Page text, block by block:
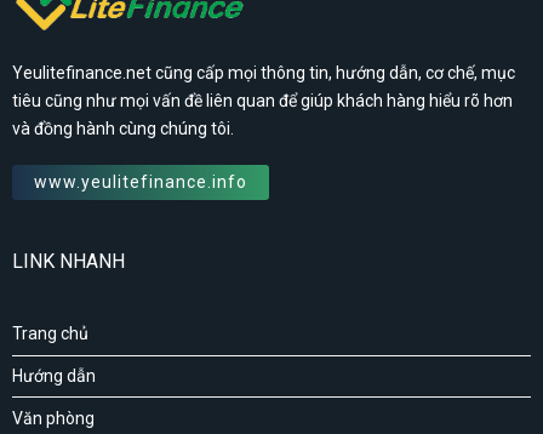
Yeulitefinance.net cũng cấp mọi thông tin, hướng dẫn, cơ chế, mục
tiêu cũng như mọi vấn đề liên quan để giúp khách hàng hiểu rõ hơn
và đồng hành cùng chúng tôi.
www.yeulitefinance.info
LINK NHANH
Trang chủ
Hướng dẫn
Văn phòng